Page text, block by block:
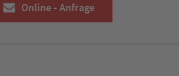
Online - Anfrage